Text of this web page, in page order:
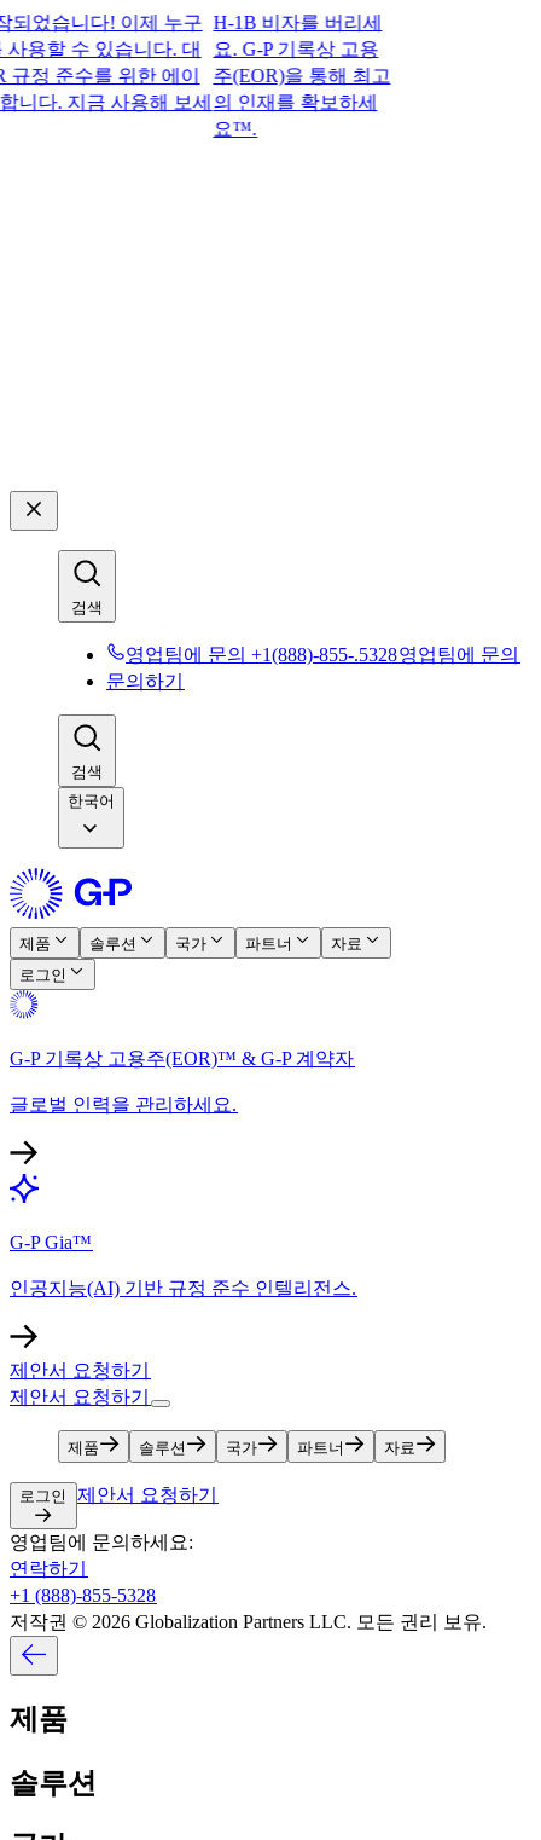
습니다! 이제 누구
할 수 있습니다. 대
준수를 위한 에이
. 지금 사용해 보세
H-1B 비자를 버리세
요. G-P 기록상 고용
주(EOR)을 통해 최고
의 인재를 확보하세
요™.​​
검색​​
영업팀에 문의 +1(888)-855-.5328​​영업팀에 문의​​
문의하기​​
검색​​
한국어
제품​​ 솔루션​​ 국가​​ 파트너​​
자료​​
로그인​​
G-P 기록상 고용주(EOR)™ & G-P 계약자​​
글로벌 인력을 관리하세요.​​
G-P Gia™​​
인공지능(AI) 기반 규정 준수 인텔리전스.​​
제안서 요청하기​​
제안서 요청하기​​
제품​​ 솔루션​​ 국가​​ 파트너​​ 자료​​
로그인​​ 제안서 요청하기​​
영업팀에 문의하세요:​​
연락하기​​
+1 (888)-855-5328​​
저작권 © 2026 Globalization Partners LLC. 모든 권리 보유.​​
제품​​
솔루션​​